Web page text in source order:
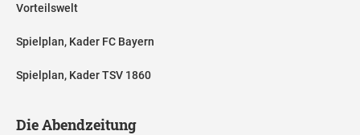
Vorteilswelt
Spielplan, Kader FC Bayern
Spielplan, Kader TSV 1860
Die Abendzeitung